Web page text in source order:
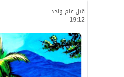
قبل عام واحد
19:12